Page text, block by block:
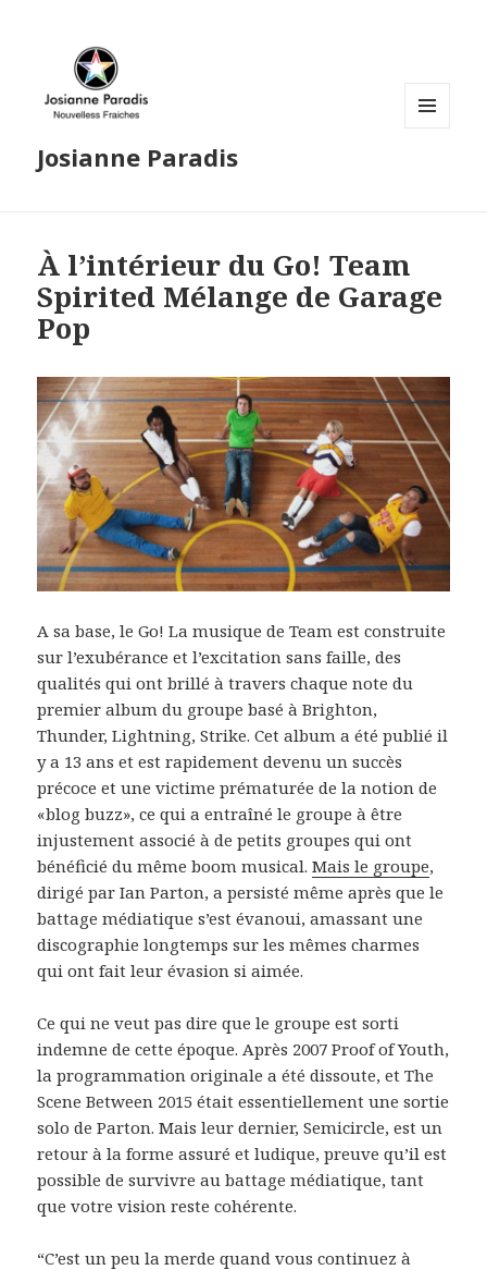
Josianne Paradis
À l’intérieur du Go! Team
Spirited Mélange de Garage
Pop
A sa base, le Go! La musique de Team est construite
sur l’exubérance et l’excitation sans faille, des
qualités qui ont brillé à travers chaque note du
premier album du groupe basé à Brighton,
Thunder, Lightning, Strike. Cet album a été publié il
y a 13 ans et est rapidement devenu un succès
précoce et une victime prématurée de la notion de
«blog buzz», ce qui a entraîné le groupe à être
injustement associé à de petits groupes qui ont
bénéficié du même boom musical.Mais le groupe,
dirigé par Ian Parton, a persisté même après que le
battage médiatique s’est évanoui, amassant une
discographie longtemps sur les mêmes charmes
qui ont fait leur évasion si aimée.
Ce qui ne veut pas dire que le groupe est sorti
indemne de cette époque. Après 2007 Proof of Youth,
la programmation originale a été dissoute, et The
Scene Between 2015 était essentiellement une sortie
solo de Parton. Mais leur dernier, Semicircle, est un
retour à la forme assuré et ludique, preuve qu’il est
possible de survivre au battage médiatique, tant
que votre vision reste cohérente.
“C’est un peu la merde quand vous continuez à